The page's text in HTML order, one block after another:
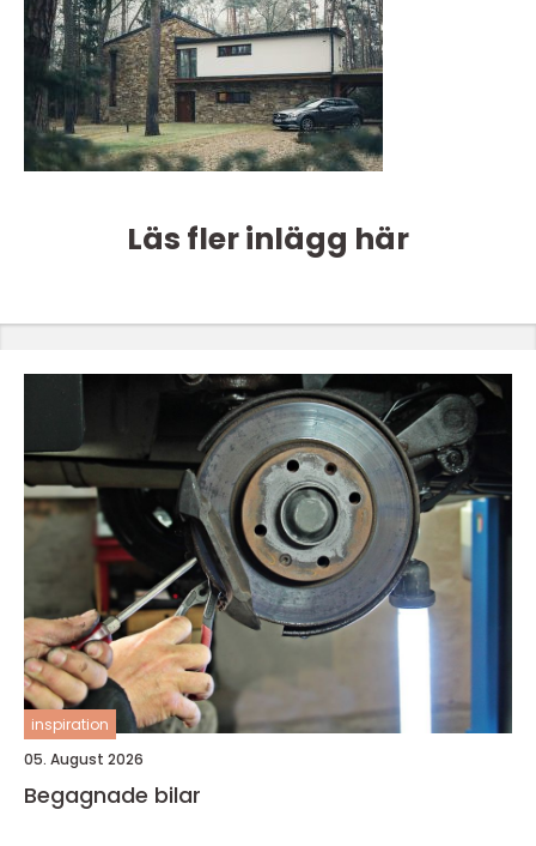
Läs fler inlägg här
inspiration
05. August 2026
Begagnade bilar